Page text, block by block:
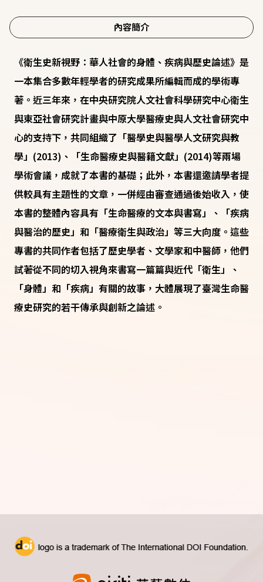
內容簡介
《衛生史新視野：華人社會的身體、疾病與歷史論述》是
一本集合多數年輕學者的研究成果所編輯而成的學術專
著。近三年來，在中央研究院人文社會科學研究中心衛生
與東亞社會研究計畫與中原大學醫療史與人文社會研究中
心的支持下，共同組織了「醫學史與醫學人文研究與教
學」(2013)、「生命醫療史與醫籍文獻」(2014)等兩場
學術會議，成就了本書的基礎；此外，本書還邀請學者提
供較具有主題性的文章，一併經由審查通過後始收入，使
本書的整體內容具有「生命醫療的文本與書寫」、「疾病
與醫治的歷史」和「醫療衛生與政治」等三大向度。這些
專書的共同作者包括了歷史學者、文學家和中醫師，他們
試著從不同的切入視角來書寫一篇篇與近代「衛生」、
「身體」和「疾病」有關的故事，大體展現了臺灣生命醫
療史研究的若干傳承與創新之論述。